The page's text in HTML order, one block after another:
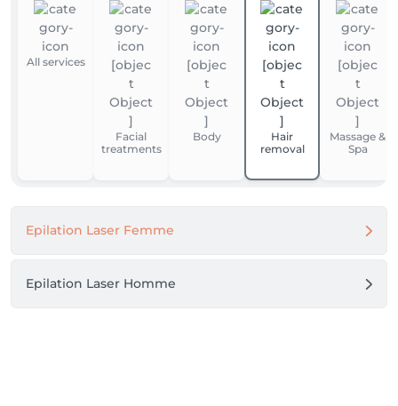
All services
Facial
treatments
Body
Hair
removal
Massage &
Spa
Epilation Laser Femme
Epilation Laser Homme